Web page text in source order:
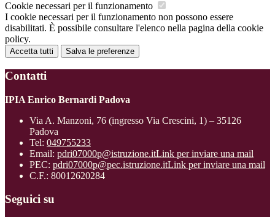
Cookie necessari per il funzionamento
I cookie necessari per il funzionamento non possono essere
disabilitati. È possibile consultare l'elenco nella pagina della cookie
policy.
Accetta tutti Salva le preferenze
Contatti
IPIA Enrico Bernardi Padova
Via A. Manzoni, 76 (ingresso Via Crescini, 1) – 35126
Padova
Tel: 049755233
Email: pdri07000p@istruzione.itLink per inviare una mail
PEC: pdri07000p@pec.istruzione.itLink per inviare una mail
C.F.: 80012620284
Seguici su